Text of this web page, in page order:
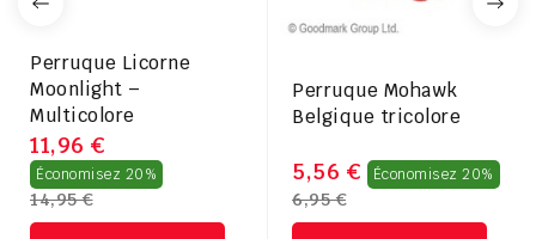
Perruque Licorne
Moonlight –
Multicolore
11,96 €
Économisez 20% Prix
régulier
14,95 €
Perruque Mohawk
Belgique tricolore
5,56 € Économisez 20%
​​
6,95 €